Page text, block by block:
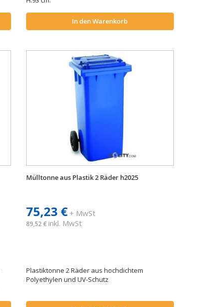
In den Warenkorb
Mülltonne aus Plastik 2 Räder h2025
75,23 €+ MwSt
89,52 € inkl. MwSt
Plastiktonne 2 Räder aus hochdichtem
Polyethylen und UV-Schutz